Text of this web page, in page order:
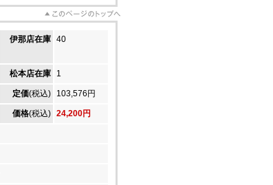
伊那店在庫 40
松本店在庫 1
定価(税込) 103,576円
価格(税込) 24,200円